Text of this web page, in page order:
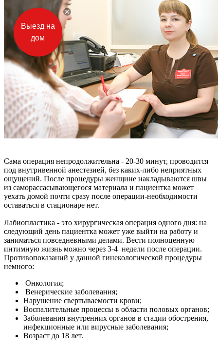
Сама операция непродолжительна - 20-30 минут, проводится
под внутривенной анестезией, без каких-либо неприятных
ощущений. После процедуры женщине накладываются швы
из саморассасывающегося материала и пациентка может
уехать домой почти сразу после операции-необходимости
оставаться в стационаре нет.
Лабиопластика - это хирургическая операция одного дня: на
следующий день пациентка может уже выйти на работу и
заниматься повседневными делами. Вести полноценную
интимную жизнь можно через 3-4 недели после операции.
Противопоказаний у данной гинекологической процедуры
немного:
Онкология;
Венерические заболевания;
Нарушение свертываемости крови;
Воспалительные процессы в области половых органов;
Заболевания внутренних органов в стадии обострения,
инфекционные или вирусные заболевания;
Возраст до 18 лет.
Выезд на
дом